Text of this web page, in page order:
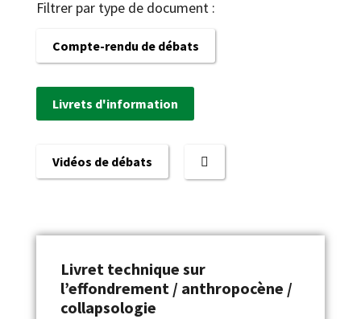
Filtrer par type de document :
Compte-rendu de débats
Livrets d'information
Vidéos de débats
Livret technique sur
l’effondrement / anthropocène /
collapsologie